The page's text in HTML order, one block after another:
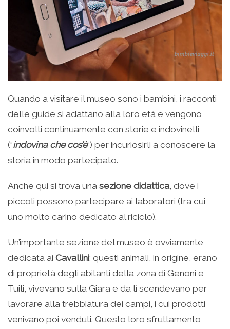
Quando a visitare il museo sono i bambini, i racconti
delle guide si adattano alla loro età e vengono
coinvolti continuamente con storie e indovinelli
(“indovina che cos’è“) per incuriosirli a conoscere la
storia in modo partecipato.
Anche qui si trova una sezione didattica, dove i
piccoli possono partecipare ai laboratori (tra cui
uno molto carino dedicato al riciclo).
Un’importante sezione del museo è ovviamente
dedicata ai Cavallini: questi animali, in origine, erano
di proprietà degli abitanti della zona di Genoni e
Tuili, vivevano sulla Giara e da lì scendevano per
lavorare alla trebbiatura dei campi, i cui prodotti
venivano poi venduti. Questo loro sfruttamento,